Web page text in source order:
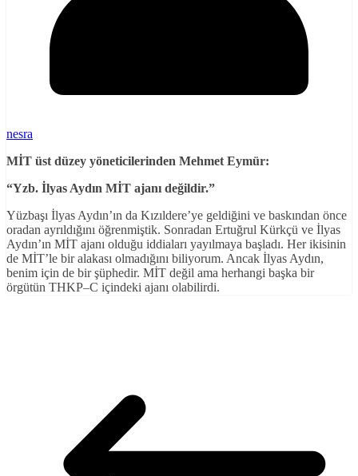
nesra
MİT üst düzey yöneticilerinden Mehmet Eymür:
“Yzb. İlyas Aydın MİT ajanı değildir.”
Yüzbaşı İlyas Aydın’ın da Kızıldere’ye geldiğini ve baskından önce
oradan ayrıldığını öğrenmiştik. Sonradan Ertuğrul Kürkçü ve İlyas
Aydın’ın MİT ajanı olduğu iddiaları yayılmaya başladı. Her ikisinin
de MİT’le bir alakası olmadığını biliyorum. Ancak İlyas Aydın,
benim için de bir şüphedir. MİT değil ama herhangi başka bir
örgütün THKP–C içindeki ajanı olabilirdi.